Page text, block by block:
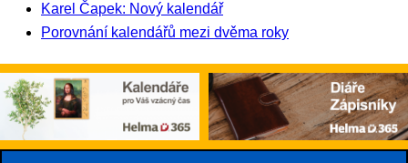
Karel Čapek: Nový kalendář
Porovnání kalendářů mezi dvěma roky